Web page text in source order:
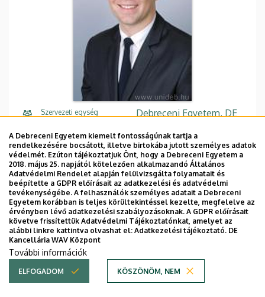
Szervezeti egység
Debreceni Egyetem, DE
Egészségügyi Szolgáltató
Egységek, Klinikák, Orvosi
Rehabilitáció és Fizikális
Medicina Klinika
Központi telefonszám,
mellék
+36 52 511 777
E-mail
bulyaki.peter@med.unide
Cím
4031 Debrecen Bartók
A Debreceni Egyetem kiemelt fontosságúnak tartja a
rendelkezésére bocsátott, illetve birtokába jutott személyes adatok
védelmét. Ezúton tájékoztatjuk Önt, hogy a Debreceni Egyetem a
2018. május 25. napjától kötelezően alkalmazandó Általános
Adatvédelmi Rendelet alapján felülvizsgálta folyamatait és
beépítette a GDPR előírásait az adatkezelési és adatvédelmi
tevékenységébe. A felhasználók személyes adatait a Debreceni
Egyetem korábban is teljes körültekintéssel kezelte, megfelelve az
érvényben lévő adatkezelési szabályozásoknak. A GDPR előírásait
követve frissítettük Adatvédelmi Tájékoztatónkat, amelyet az
alábbi linkre kattintva olvashat el: Adatkezelési tájékoztató. DE
Kancellária WAV Központ
További információk
ELFOGADOM KÖSZÖNÖM, NEM